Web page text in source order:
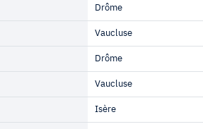
Drôme
Vaucluse
Drôme
Vaucluse
Isère